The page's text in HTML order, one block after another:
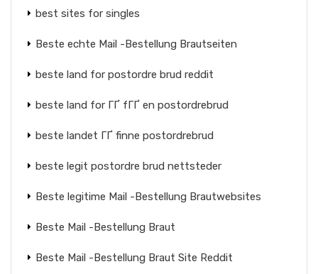
best sites for singles
Beste echte Mail -Bestellung Brautseiten
beste land for postordre brud reddit
beste land for ГҐ fГҐ en postordrebrud
beste landet ГҐ finne postordrebrud
beste legit postordre brud nettsteder
Beste legitime Mail -Bestellung Brautwebsites
Beste Mail -Bestellung Braut
Beste Mail -Bestellung Braut Site Reddit